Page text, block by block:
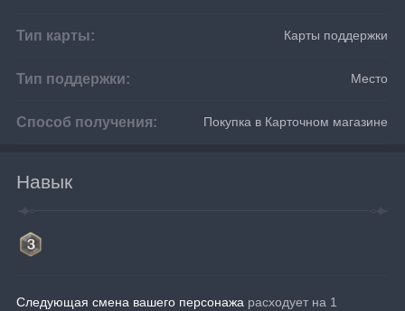
Тип карты: Карты поддержки
Тип поддержки: Место
Способ получения: Покупка в Карточном магазине
Навык
Следующая смена вашего персонажа расходует на 1